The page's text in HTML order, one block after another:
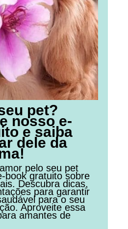
pet?
nosso e-
e saiba
dele da
pelo seu pet
book gratuito sobre
Descubra dicas,
para garantir
para o seu
Aproveite essa
amantes de